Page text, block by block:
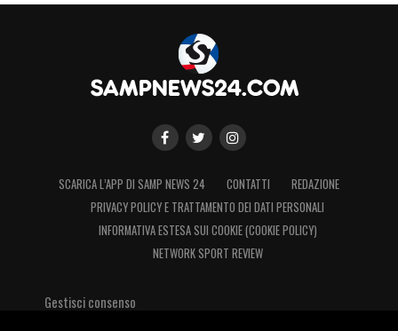
SCARICA L’APP DI SAMP NEWS 24 CONTATTI
REDAZIONE
PRIVACY POLICY E TRATTAMENTO DEI DATI PERSONALI
INFORMATIVA ESTESA SUI COOKIE (COOKIE POLICY)
NETWORK SPORT REVIEW
Gestisci consenso